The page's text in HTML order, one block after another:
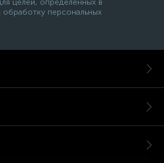
целей, определенных в
обработку персональных